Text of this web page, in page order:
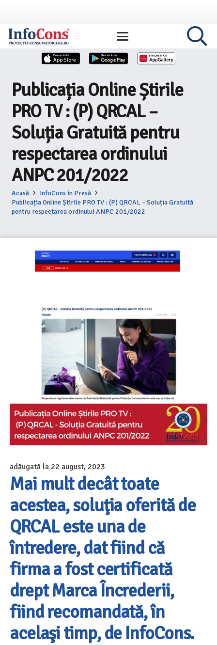
Publicația Online Știrile
PRO TV : (P) QRCAL –
Soluția Gratuită pentru
respectarea ordinului
ANPC 201/2022
Acasă
InfoCons în Presă
Publicația Online Știrile PRO TV : (P) QRCAL – Soluția Gratuită
pentru respectarea ordinului ANPC 201/2022
adăugată la 22 august, 2023
Mai mult decât toate
acestea, soluţia oferită de
QRCAL este una de
întredere, dat fiind că
firma a fost certificată
drept Marca Încrederii,
fiind recomandată, în
acelaşi timp, de InfoCons.​